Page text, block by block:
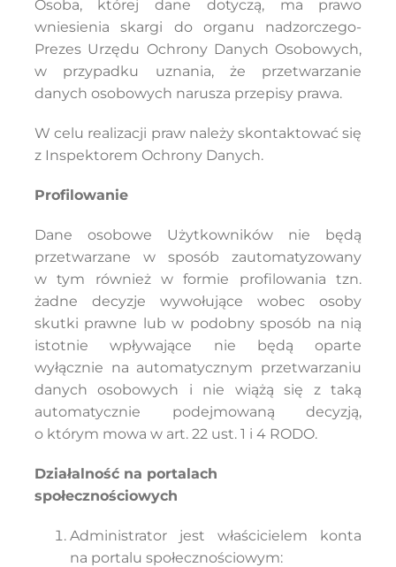
Osoba, której dane dotyczą, ma prawo
wniesienia skargi do organu nadzorczego-
Prezes Urzędu Ochrony Danych Osobowych,
w przypadku uznania, że przetwarzanie
danych osobowych narusza przepisy prawa.
W celu realizacji praw należy skontaktować się
z Inspektorem Ochrony Danych.
Profilowanie
Dane osobowe Użytkowników nie będą
przetwarzane w sposób zautomatyzowany
w tym również w formie profilowania tzn.
żadne decyzje wywołujące wobec osoby
skutki prawne lub w podobny sposób na nią
istotnie wpływające nie będą oparte
wyłącznie na automatycznym przetwarzaniu
danych osobowych i nie wiążą się z taką
automatycznie podejmowaną decyzją,
o którym mowa w art. 22 ust. 1 i 4 RODO.
Działalność na portalach
społecznościowych
Administrator jest właścicielem konta
na portalu społecznościowym: